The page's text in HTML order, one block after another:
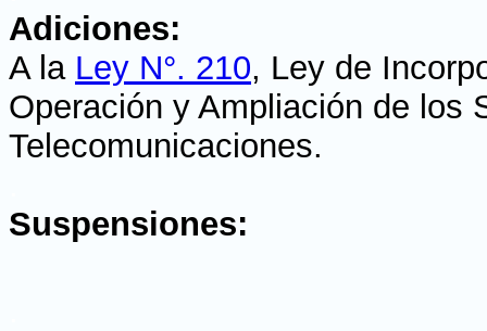
Adiciones:
A la Ley N°. 210, Ley de
Operación y Ampliación de los
Telecomunicaciones.
Suspensiones: